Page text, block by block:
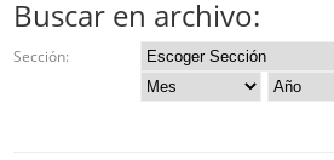
Buscar en archivo:
Sección: